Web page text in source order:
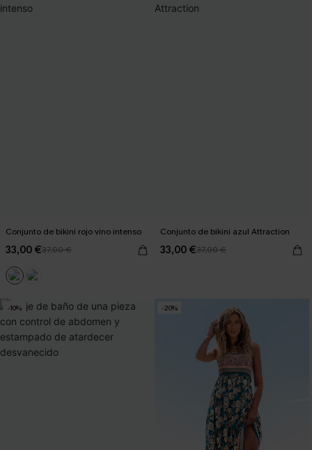
Conjunto de bikini rojo vino intenso
33,00 €37,00 €
Conjunto de bikini azul Attraction
33,00 €37,00 €
-10% -20%